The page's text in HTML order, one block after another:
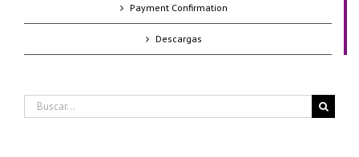
Payment Confirmation
Descargas
Buscar: